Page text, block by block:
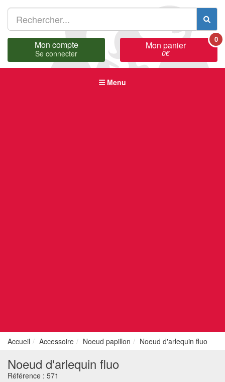
Mon compte
Se connecter
Mon panier
0€
0
Menu
Accueil Accessoire Noeud papillon Noeud d'arlequin fluo
Noeud d'arlequin fluo
Référence : 571